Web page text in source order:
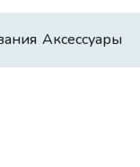
Аксессуары